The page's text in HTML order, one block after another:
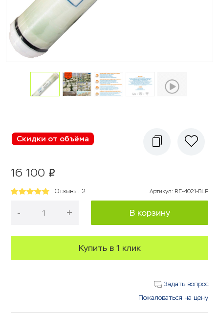
Скидки от объёма
16 100 p
Отзывы: 2 Артикул: RE-4021-BLF
- + В корзину
Купить в 1 клик
Задать вопрос
Пожаловаться на цену